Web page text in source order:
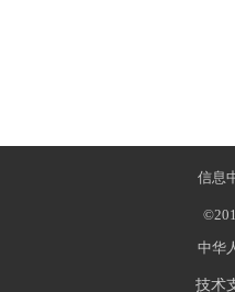
信息
技术
中华